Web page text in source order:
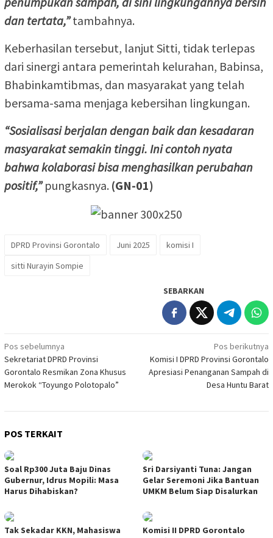
dan tertata,”tambahnya.
Keberhasilan tersebut, lanjut Sitti, tidak terlepas
dari sinergi antara pemerintah kelurahan, Babinsa,
Bhabinkamtibmas, dan masyarakat yang telah
bersama-sama menjaga kebersihan lingkungan.
“Sosialisasi berjalan dengan baik dan kesadaran
masyarakat semakin tinggi. Ini contoh nyata
bahwa kolaborasi bisa menghasilkan perubahan
positif,”pungkasnya. (GN-01)
DPRD Provinsi Gorontalo Juni 2025
komisi I
sitti Nurayin Sompie
SEBARKAN
Navigasi
pos
Pos sebelumnya
Sekretariat DPRD Provinsi
Gorontalo Resmikan Zona Khusus
Merokok “Toyungo Polotopalo”
Pos berikutnya
Komisi I DPRD Provinsi Gorontalo
Apresiasi Penanganan Sampah di
Desa Huntu Barat
POS TERKAIT
Soal Rp300 Juta Baju Dinas
Gubernur, Idrus Mopili: Masa
Harus Dihabiskan?
Sri Darsiyanti Tuna: Jangan
Gelar Seremoni Jika Bantuan
UMKM Belum Siap Disalurkan
Tak Sekadar KKN, Mahasiswa
Komisi II DPRD Gorontalo